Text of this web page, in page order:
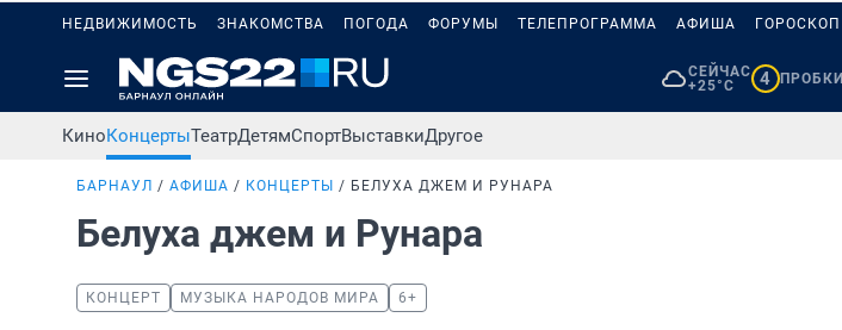
НЕДВИЖИМОСТЬ ЗНАКОМСТВА ПОГОДА ФОРУМЫ ТЕЛЕПРОГРАММА АФИША ГОРОСКОП
СЕЙЧАС
+25°C
4 ПРОБКИ
КиноКонцертыТеатрДетямСпортВыставкиДругое
БАРНАУЛ АФИША КОНЦЕРТЫ БЕЛУХА ДЖЕМ И РУНАРА
Белуха джем и Рунара
КОНЦЕРТ МУЗЫКА НАРОДОВ МИРА 6+